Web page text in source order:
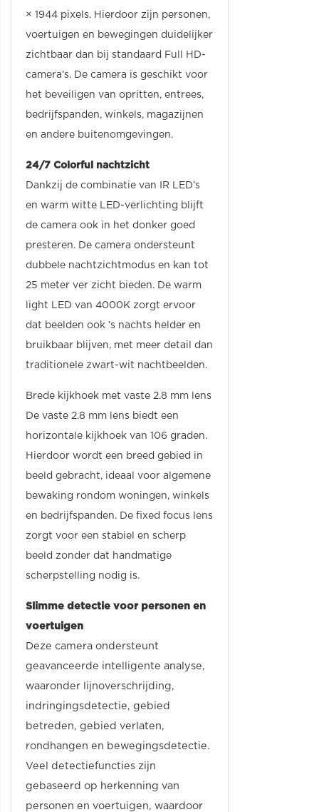
× 1944 pixels. Hierdoor zijn personen,
voertuigen en bewegingen duidelijker
zichtbaar dan bij standaard Full HD-
camera’s. De camera is geschikt voor
het beveiligen van opritten, entrees,
bedrijfspanden, winkels, magazijnen
en andere buitenomgevingen.
24/7 Colorful nachtzicht
Dankzij de combinatie van IR LED’s
en warm witte LED-verlichting blijft
de camera ook in het donker goed
presteren. De camera ondersteunt
dubbele nachtzichtmodus en kan tot
25 meter ver zicht bieden. De warm
light LED van 4000K zorgt ervoor
dat beelden ook ’s nachts helder en
bruikbaar blijven, met meer detail dan
traditionele zwart-wit nachtbeelden.
Brede kijkhoek met vaste 2.8 mm lens
De vaste 2.8 mm lens biedt een
horizontale kijkhoek van 106 graden.
Hierdoor wordt een breed gebied in
beeld gebracht, ideaal voor algemene
bewaking rondom woningen, winkels
en bedrijfspanden. De fixed focus lens
zorgt voor een stabiel en scherp
beeld zonder dat handmatige
scherpstelling nodig is.
Slimme detectie voor personen en
voertuigen
Deze camera ondersteunt
geavanceerde intelligente analyse,
waaronder lijnoverschrijding,
indringingsdetectie, gebied
betreden, gebied verlaten,
rondhangen en bewegingsdetectie.
Veel detectiefuncties zijn
gebaseerd op herkenning van
personen en voertuigen, waardoor